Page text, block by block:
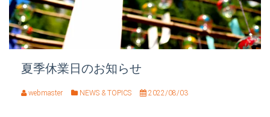
夏季休業日のお知らせ
webmaster NEWS & TOPICS 2022/08/03